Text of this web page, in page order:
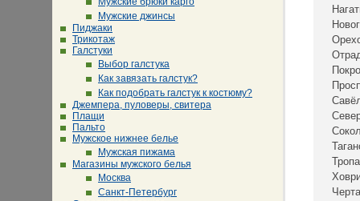
Мужские джинсы
Пиджаки
Трикотаж
Галстуки
Выбор галстука
Как завязать галстук?
Как подобрать галстук к костюму?
Джемпера, пуловеры, свитера
Плащи
Пальто
Мужское нижнее белье
Мужская пижама
Магазины мужского белья
Москва
Санкт-Петербург